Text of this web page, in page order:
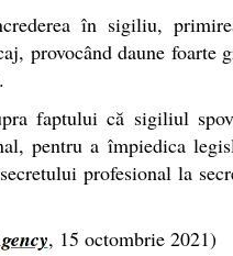
în sigiliu,
provocând daune foarte
faptului că sigiliul
pentru a împiedica
profesional la
, 15 octombrie 2021)